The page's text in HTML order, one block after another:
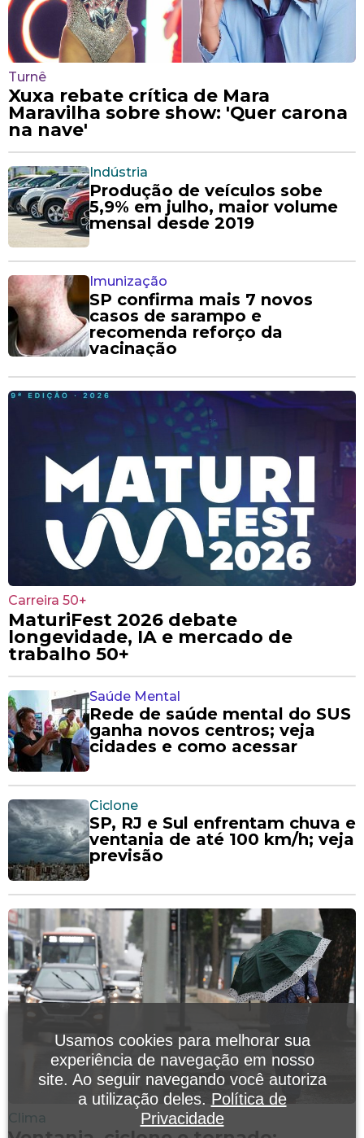
Turnê
Xuxa rebate crítica de Mara
Maravilha sobre show: 'Quer carona
na nave'
Indústria
Produção de veículos sobe
5,9% em julho, maior volume
mensal desde 2019
Imunização
SP confirma mais 7 novos
casos de sarampo e
recomenda reforço da
vacinação
Carreira 50+
MaturiFest 2026 debate
longevidade, IA e mercado de
trabalho 50+
Saúde Mental
Rede de saúde mental do SUS
ganha novos centros; veja
cidades e como acessar
Ciclone
SP, RJ e Sul enfrentam chuva e
ventania de até 100 km/h; veja
previsão
Clima
Usamos cookies para melhorar sua
experiência de navegação em nosso
site. Ao seguir navegando você autoriza
a utilização deles. Política de
Privacidade